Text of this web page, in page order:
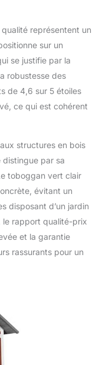
représentent un
sur un
se justifie par la
robustesse des
de 4,6 sur 5 étoiles
ce qui est cohérent
structures en bois
distingue par sa
toboggan vert clair
évitant un
disposant d’un jardin
le rapport qualité-prix
et la garantie
rassurants pour un